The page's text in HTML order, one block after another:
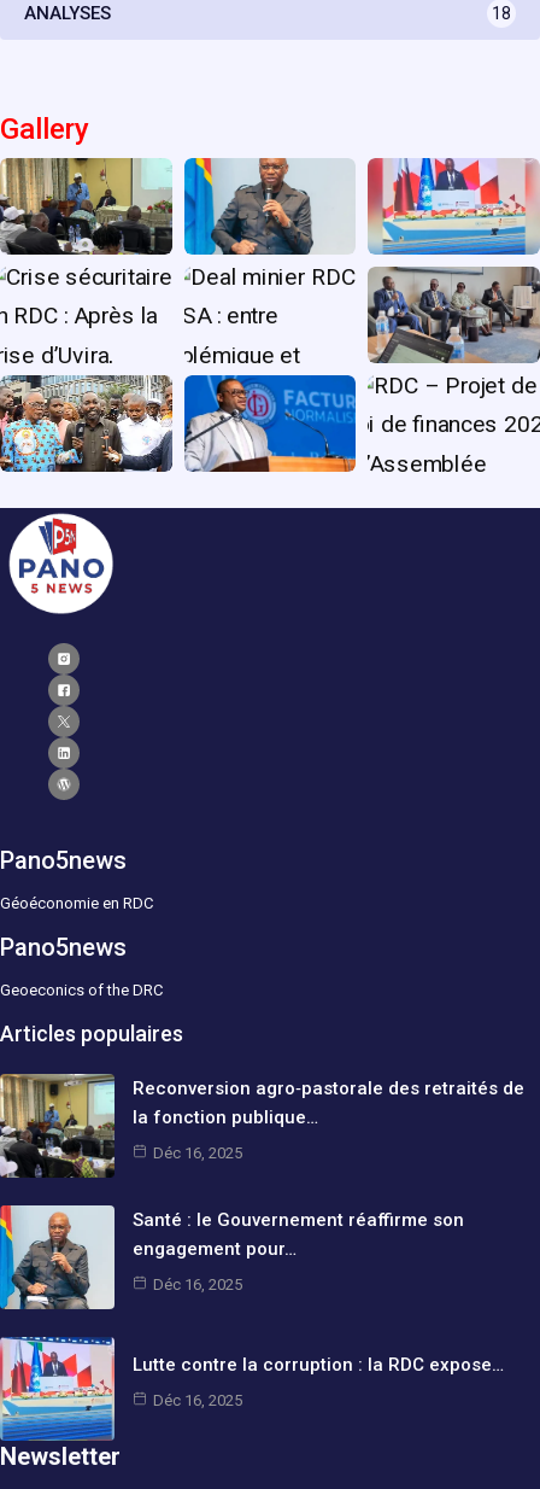
ANALYSES 18
Gallery
Pano5news
Géoéconomie en RDC
Pano5news
Geoeconics of the DRC
Articles populaires
Reconversion agro‑pastorale des retraités de
la fonction publique…
Déc 16, 2025
Santé : le Gouvernement réaffirme son
engagement pour…
Déc 16, 2025
Lutte contre la corruption : la RDC expose…
Déc 16, 2025
Newsletter